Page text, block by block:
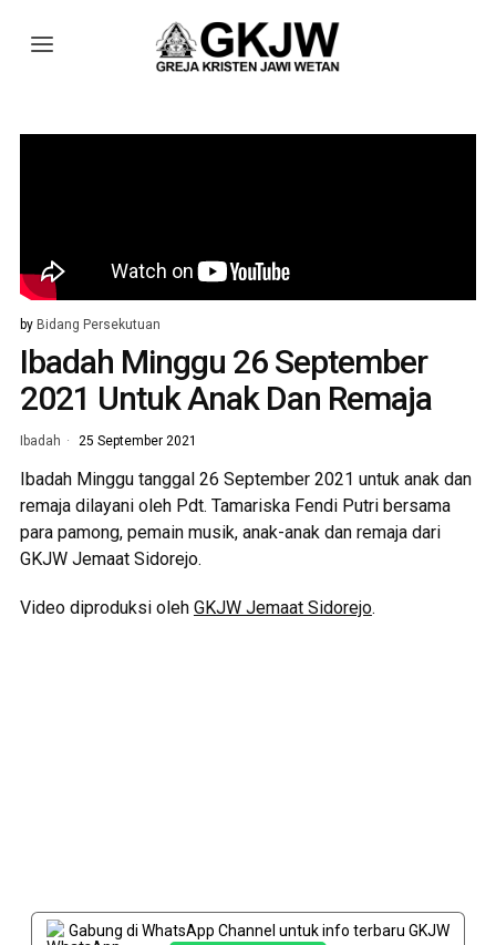
by Bidang Persekutuan
Ibadah Minggu 26 September
2021 Untuk Anak Dan Remaja
Ibadah 25 September 2021
Ibadah Minggu tanggal 26 September 2021 untuk anak dan
remaja dilayani oleh Pdt. Tamariska Fendi Putri bersama
para pamong, pemain musik, anak-anak dan remaja dari
GKJW Jemaat Sidorejo.
Video diproduksi oleh GKJW Jemaat Sidorejo.
Gabung di WhatsApp Channel untuk info terbaru GKJW